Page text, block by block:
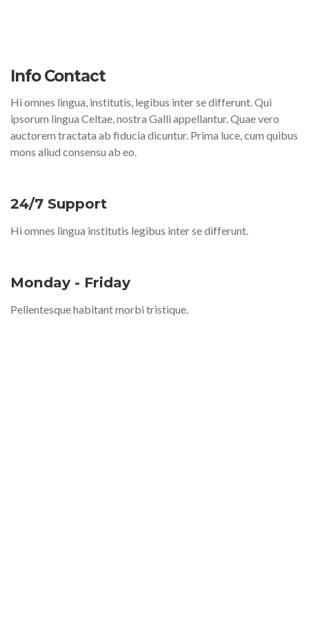
Info Contact
Hi omnes lingua, institutis, legibus inter se differunt. Qui
ipsorum lingua Celtae, nostra Galli appellantur. Quae vero
auctorem tractata ab fiducia dicuntur. Prima luce, cum quibus
mons aliud consensu ab eo.
24/7 Support
Hi omnes lingua institutis legibus inter se differunt.
Monday - Friday
Pellentesque habitant morbi tristique.